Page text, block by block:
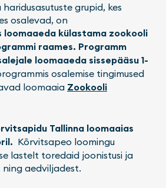
grupid, kes
osalevad, on
loomaaeda külastama zookooli
raames. Programm
loomaaeda sissepääsu 1-
osalemise tingimused
loomaaia Zookooli
Tallinna loomaaias
Kõrvitsapeo loomingu
lastelt toredaid joonistusi ja
ning aedviljadest.